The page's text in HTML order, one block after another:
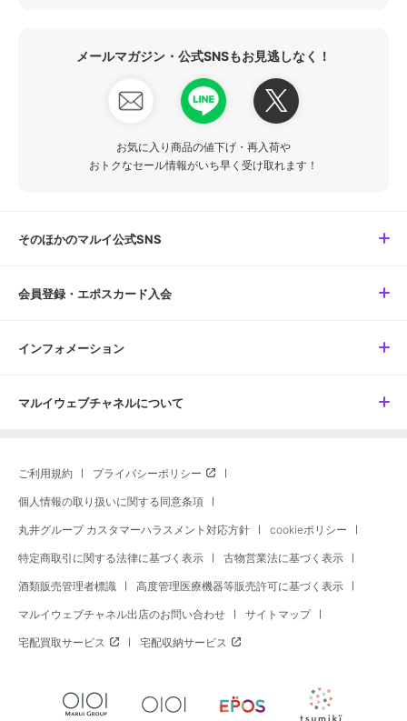
メールマガジン・公式SNSもお見逃しなく！
お気に入り商品の値下げ・再入荷や
おトクなセール情報がいち早く受け取れます！
そのほかのマルイ公式SNS
会員登録・エポスカード入会
インフォメーション
マルイウェブチャネルについて
ご利用規約 プライバシーポリシー
個人情報の取り扱いに関する同意条項
丸井グループ カスタマーハラスメント対応方針 cookieポリシー
特定商取引に関する法律に基づく表示 古物営業法に基づく表示
酒類販売管理者標識 高度管理医療機器等販売許可に基づく表示
マルイウェブチャネル出店のお問い合わせ サイトマップ
宅配買取サービス 宅配収納サービス